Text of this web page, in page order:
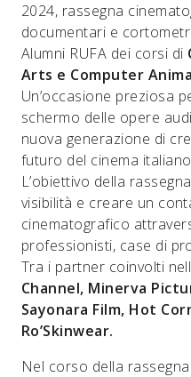
2024, rassegna
documentari e
Alumni RUFA dei corsi di
Arts e Computer
Un’occasione preziosa
schermo delle opere
nuova generazione di
futuro del cinema
L’obiettivo della
visibilità e creare un
cinematografico
professionisti, case di
Tra i partner coinvolti
Channel, Minerva
Sayonara Film, Hot
Ro’Skinwear.
Nel corso della